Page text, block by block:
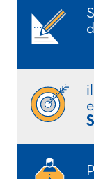
il